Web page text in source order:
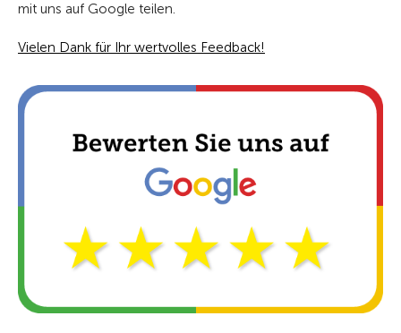
mit uns auf Google teilen.
Vielen Dank für Ihr wertvolles Feedback!